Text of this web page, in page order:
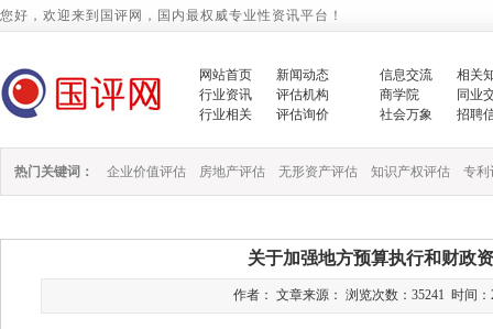
您好，欢迎来到国评网，国内最权威专业性资讯平台！
网站首页
新闻动态
行业资讯
评估机构
行业相关
评估询价
信息交流
相关
商学院
同业
社会万象
招聘
热门关键词： 企业价值评估 房地产评估 无形资产评估 知识产权评估 专利
关于加强地方预算执行和财政
作者： 文章来源： 浏览次数：35241 时间：